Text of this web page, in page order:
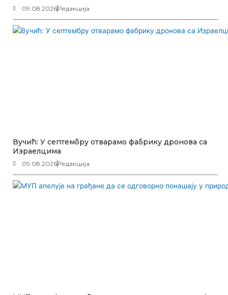
09.08.2026Редакција
Вучић: У септембру отварамо фабрику дронова са
Израелцима
09.08.2026Редакција